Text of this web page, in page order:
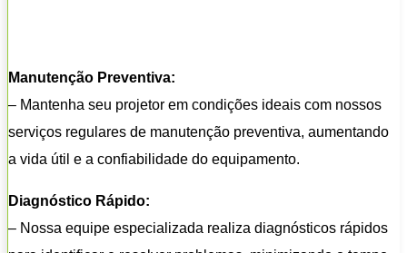
Manutenção Preventiva:
– Mantenha seu projetor em condições ideais com nossos
serviços regulares de manutenção preventiva, aumentando
a vida útil e a confiabilidade do equipamento.
Diagnóstico Rápido:
– Nossa equipe especializada realiza diagnósticos rápidos